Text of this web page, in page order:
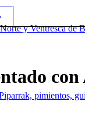
y Ventresca
pimientos,